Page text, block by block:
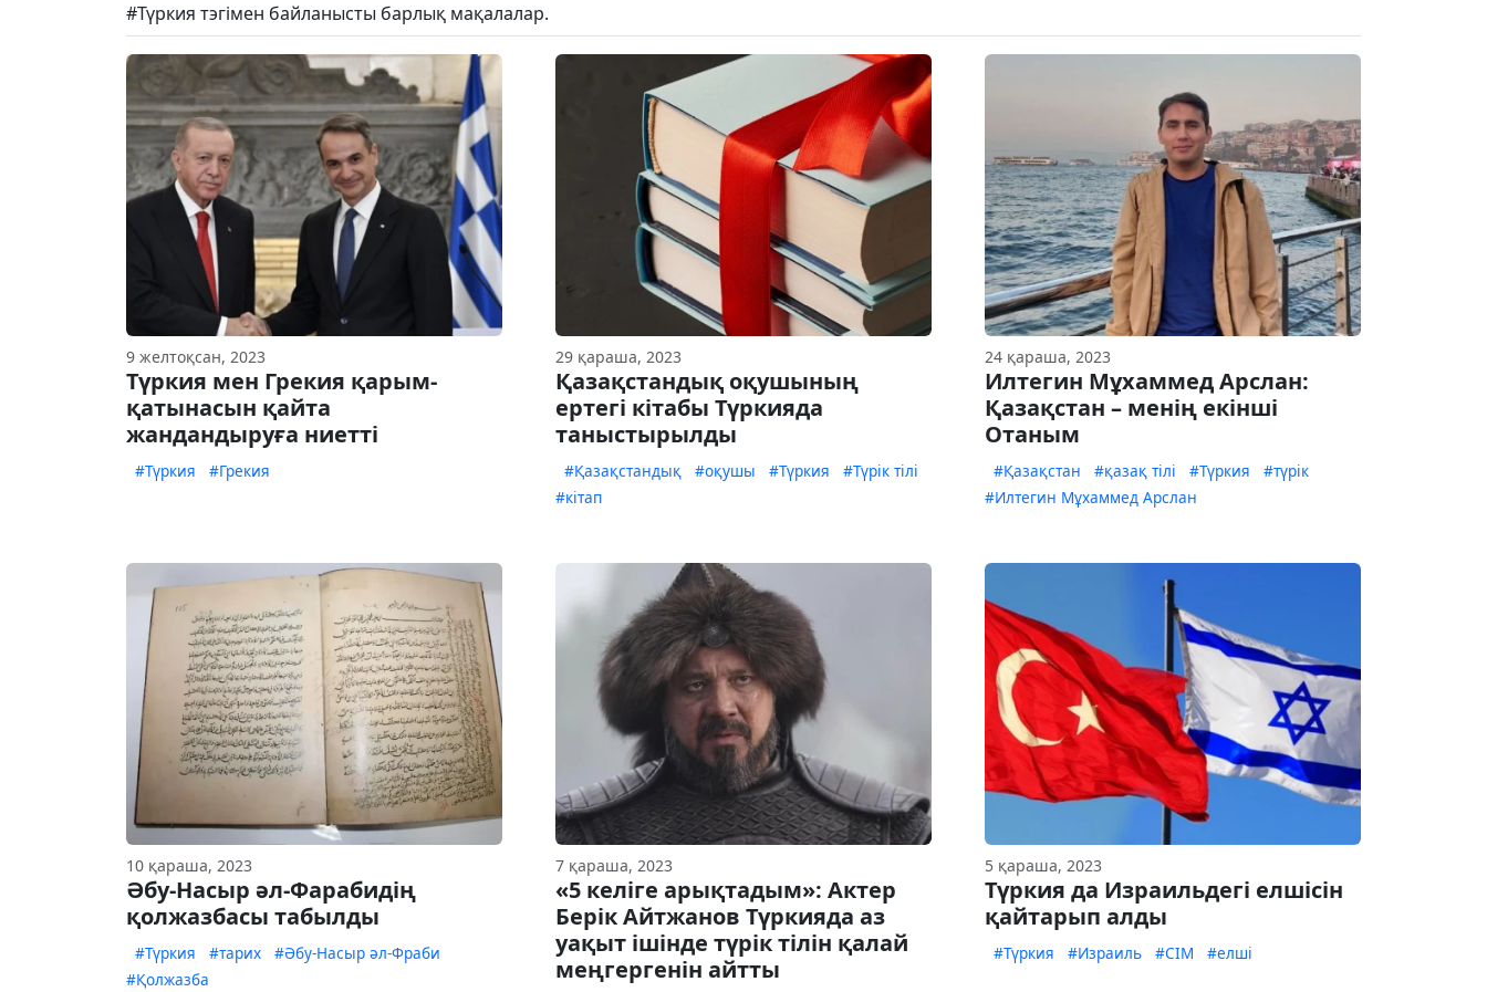
#Түркия тэгімен байланысты барлық мақалалар.
9 желтоқсан, 2023
Түркия мен Грекия қарым-
қатынасын қайта
жандандыруға ниетті
#Түркия #Грекия
29 қараша, 2023
Қазақстандық оқушының
ертегі кітабы Түркияда
таныстырылды
#Қазақстандық #оқушы #Түркия
#Түрік тілі
#кітап
24 қараша, 2023
Илтегин Мұхаммед Арслан:
Қазақстан – менің екінші
Отаным
#Қазақстан #қазақ тілі #Түркия
#түрік
#Илтегин Мұхаммед Арслан
10 қараша, 2023
Әбу-Насыр әл-Фарабидің
қолжазбасы табылды
#Түркия #тарих
#Әбу-Насыр әл-Фраби
#Қолжазба
7 қараша, 2023
«5 келіге арықтадым»: Актер
Берік Айтжанов Түркияда аз
уақыт ішінде түрік тілін қалай
меңгергенін айтты
5 қараша, 2023
Түркия да Израильдегі елшісін
қайтарып алды
#Түркия #Израиль #СІМ #елші